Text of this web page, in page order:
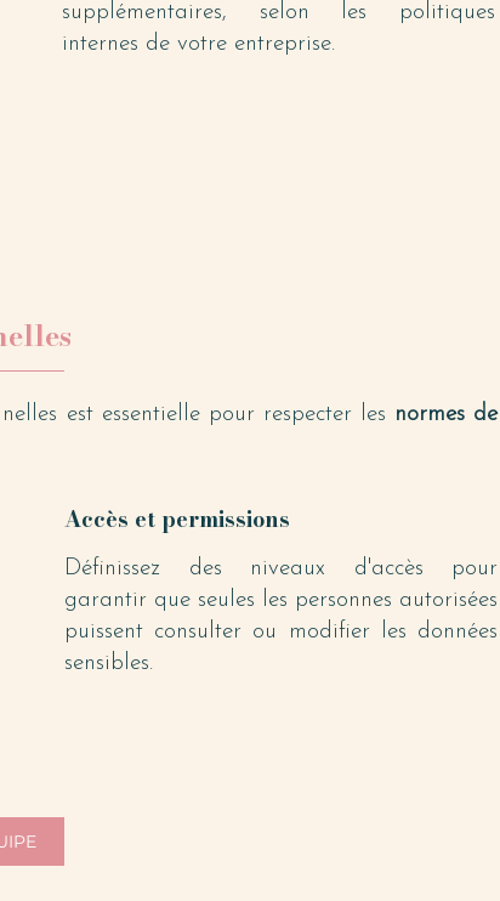
supplémentaires, selon les politiques
internes de votre entreprise.
est essentielle pour respecter les normes de
Accès et permissions
Définissez des niveaux d'accès pour
garantir que seules les personnes autorisées
puissent consulter ou modifier les données
sensibles.